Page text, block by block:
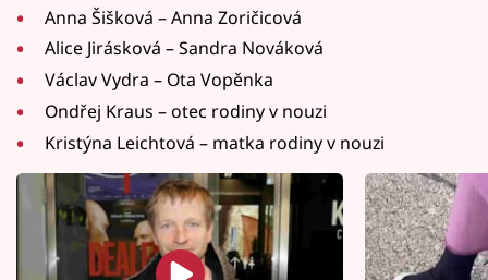
Anna Šišková – Anna Zoričicová
Alice Jirásková – Sandra Nováková
Václav Vydra – Ota Vopěnka
Ondřej Kraus – otec rodiny v nouzi
Kristýna Leichtová – matka rodiny v nouzi